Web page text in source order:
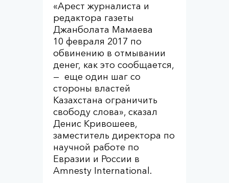
«Арест журналиста и
редактора газеты
Джанболата Мамаева
10 февраля 2017 по
обвинению в отмывании
денег, как это сообщается,
— еще один шаг со
стороны властей
Казахстана ограничить
свободу слова», сказал
Денис Кривошеев,
заместитель директора по
научной работе по
Евразии и России в
Amnesty International.